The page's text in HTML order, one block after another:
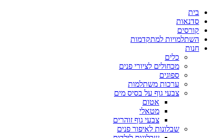
בית
סדנאות
קורסים
השתלמויות למתקדמות
חנות
כלים
מכחולים לציורי פנים
ספוגים
ערכות משתלמות
צבעי גוף על בסיס מים
אטום
מטאלי
צבעי גוף זוהרים
שבלונות לאיפור פנים